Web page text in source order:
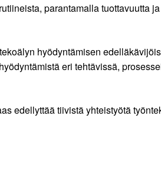
parantamalla tuottavuutta
hyödyntämisen
eri tehtävissä,
edellyttää tiivistä yhteistyötä